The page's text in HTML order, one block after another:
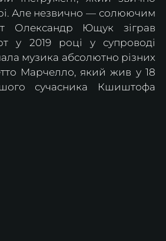
Але незвично — солюючим
Олександр Ющук зіграв
у 2019 році у супроводі
музика абсолютно різних
Марчелло, який жив у 18
сучасника Кшиштофа